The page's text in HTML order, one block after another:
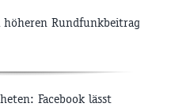
Rundfunkbeitrag
Facebook lässt